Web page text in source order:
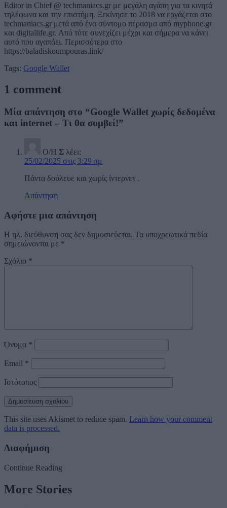
Editor in Chief @ techmaniacs.gr με μεγάλη αγάπη για τα κινητά
τηλέφωνα και την επιστήμη. Ξεκίνησε το 2018 να εργάζεται στο
techmaniacs.gr μετά από ένα σύντομο πέρασμα από myphone.gr
και digitallife.gr. Από τότε συνεχίζει μέχρι και σήμερα να κάνει
αυτό που αγαπάει. Περισσότερα στο
https://baladiskoumpouras.link/
Tags: Google Wallet
1 comment
Μία απάντηση στο “Google Wallet χωρίς δεδομένα
και internet – Τι θα συμβεί!”
Ο/Η Σ λέει:
25/02/2025 στις 3:29 πμ
Πάντα δούλευε και χωρίς ίντερνετ .
Απάντηση
Αφήστε μια απάντηση
Η ηλ. διεύθυνση σας δεν δημοσιεύεται. Τα υποχρεωτικά πεδία
σημειώνονται με *
Σχόλιο *
Όνομα *
Email *
Ιστότοπος
This site uses Akismet to reduce spam. Learn how your comment
data is processed.
Διαφήμιση
Continue Reading
More Stories